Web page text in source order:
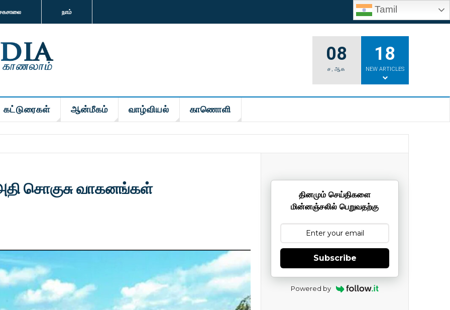
நாம் Tamil
08
ச , ஆக
18
NEW ARTICLES
கட்டுரைகள் ஆன்மீகம் வாழ்வியல் காணொளி
சொகுசு வாகனங்கள்
தினமும் செய்திகளை
மின்னஞ்சலில் பெறுவதற்கு
Subscribe
Powered by